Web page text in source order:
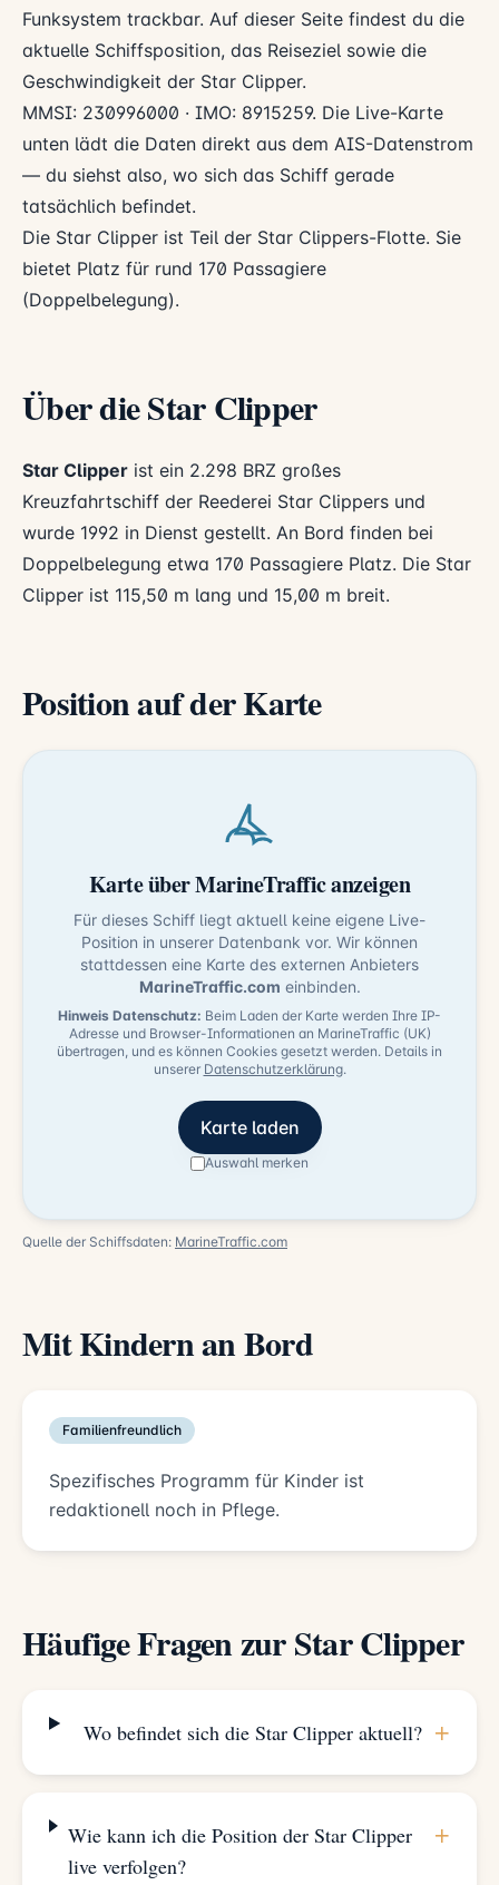
Funksystem trackbar. Auf dieser Seite findest du die
aktuelle Schiffsposition, das Reiseziel sowie die
Geschwindigkeit der Star Clipper.
MMSI: 230996000 · IMO: 8915259. Die Live-Karte
unten lädt die Daten direkt aus dem AIS-Datenstrom
— du siehst also, wo sich das Schiff gerade
tatsächlich befindet.
Die Star Clipper ist Teil der Star Clippers-Flotte. Sie
bietet Platz für rund 170 Passagiere
(Doppelbelegung).
Über die Star Clipper
Star Clipper ist ein 2.298 BRZ großes
Kreuzfahrtschiff der Reederei Star Clippers und
wurde 1992 in Dienst gestellt. An Bord finden bei
Doppelbelegung etwa 170 Passagiere Platz. Die Star
Clipper ist 115,50 m lang und 15,00 m breit.
Position auf der Karte
Karte über MarineTraffic anzeigen
Für dieses Schiff liegt aktuell keine eigene Live-
Position in unserer Datenbank vor. Wir können
stattdessen eine Karte des externen Anbieters
MarineTraffic.com einbinden.
Hinweis Datenschutz: Beim Laden der Karte werden Ihre IP-
Adresse und Browser-Informationen an MarineTraffic (UK)
übertragen, und es können Cookies gesetzt werden. Details in
unserer Datenschutzerklärung.
Karte laden
Auswahl merken
Quelle der Schiffsdaten: MarineTraffic.com
Mit Kindern an Bord
Familienfreundlich
Spezifisches Programm für Kinder ist
redaktionell noch in Pflege.
Häufige Fragen zur Star Clipper
Wo befindet sich die Star Clipper aktuell? +
Wie kann ich die Position der Star Clipper
live verfolgen?
+